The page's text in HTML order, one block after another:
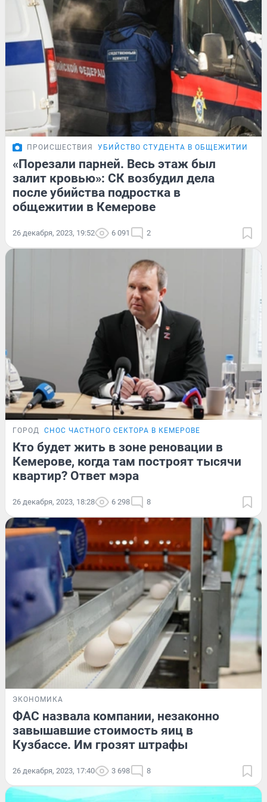
ПРОИСШЕСТВИЯ УБИЙСТВО СТУДЕНТА В ОБЩЕЖИТИИ
«Порезали парней. Весь этаж был
залит кровью»: СК возбудил дела
после убийства подростка в
общежитии в Кемерове
26 декабря, 2023, 19:52 6 091 2
ГОРОД СНОС ЧАСТНОГО СЕКТОРА В КЕМЕРОВЕ
Кто будет жить в зоне реновации в
Кемерове, когда там построят тысячи
квартир? Ответ мэра
26 декабря, 2023, 18:28 6 298 8
ЭКОНОМИКА
ФАС назвала компании, незаконно
завышавшие стоимость яиц в
Кузбассе. Им грозят штрафы
26 декабря, 2023, 17:40 3 698 8